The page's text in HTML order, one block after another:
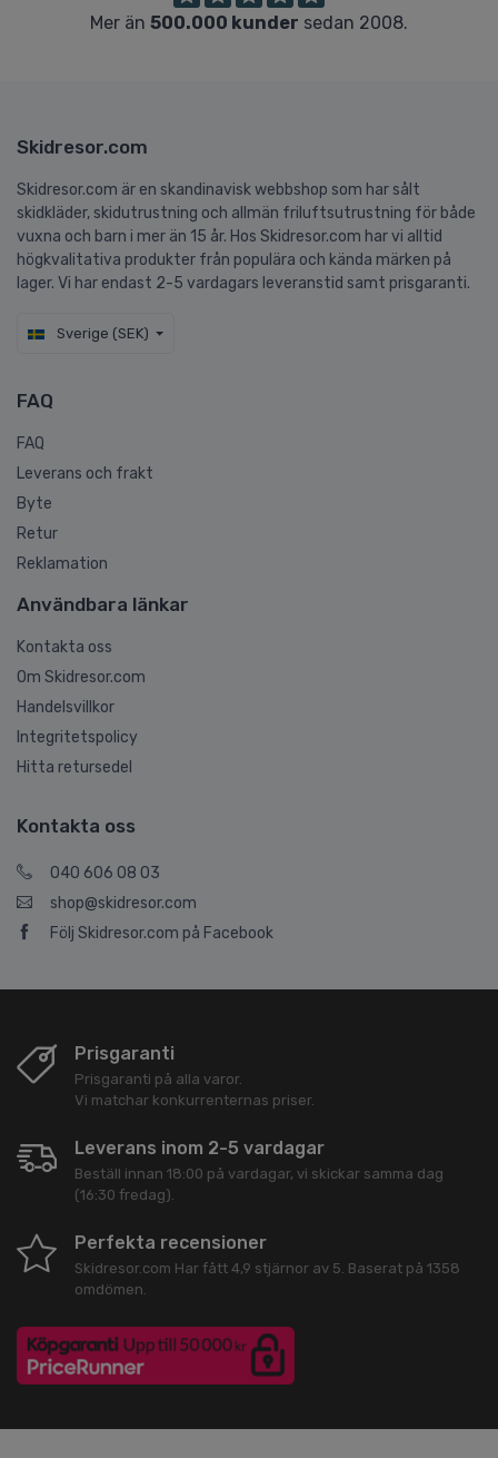
Mer än 500.000 kunder sedan 2008.
Skidresor.com
Skidresor.com är en skandinavisk webbshop som har sålt
skidkläder, skidutrustning och allmän friluftsutrustning för både
vuxna och barn i mer än 15 år. Hos Skidresor.com har vi alltid
högkvalitativa produkter från populära och kända märken på
lager. Vi har endast 2-5 vardagars leveranstid samt prisgaranti.
Sverige (SEK)
FAQ
FAQ
Leverans och frakt
Byte
Retur
Reklamation
Användbara länkar
Kontakta oss
Om Skidresor.com
Handelsvillkor
Integritetspolicy
Hitta retursedel
Kontakta oss
040 606 08 03
shop@skidresor.com
Följ Skidresor.com på Facebook
Prisgaranti
Prisgaranti på alla varor.
Vi matchar konkurrenternas priser.
Leverans inom 2-5 vardagar
Beställ innan 18:00 på vardagar, vi skickar samma dag
(16:30 fredag).
Perfekta recensioner
Skidresor.com Har fått 4,9 stjärnor av 5 . Baserat på 1358
omdömen.